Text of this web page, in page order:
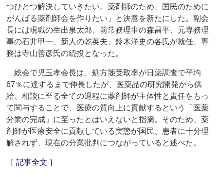
つひとつ解決していきたい。薬剤師のため、国民のために
がんばる薬剤師会を作りたい」と決意を新たにした。副会
長には現職の生出泉太郎、前常務理事の森昌平、元専務理
事の石井甲一、新人の乾英夫、鈴木洋史の各氏が就任、専
務は寺山善彦氏の続投となった。
総会で児玉孝会長は、処方箋受取率が日薬調査で平均
67％に達するまで伸長したが、医薬品の研究開発から供
給、相談に至る全ての過程に薬剤師が主体性と責任をもっ
て関与することで、医療の質向上に貢献するという「医薬
分業の完成」に至ったとはいえないと指摘。そのため、薬
剤師が医療安全に貢献している実態が国民、患者に十分理
解されず、現在の分業批判につながっていると述べた。
［ 記事全文 ］